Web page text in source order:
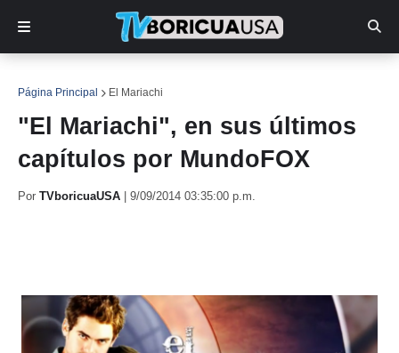
Página Principal El Mariachi
"El Mariachi", en sus últimos
capítulos por MundoFOX
Por TVboricuaUSA 9/09/2014 03:35:00 p.m.